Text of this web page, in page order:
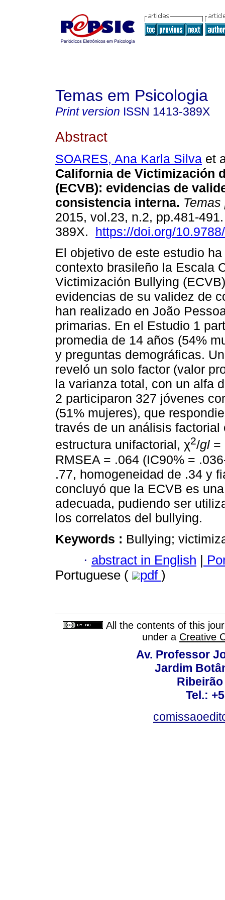
Temas em Psicologia
Print version ISSN 1413-389X
Abstract
SOARES, Ana Karla Silva et
California de Victimización
(ECVB): evidencias de
consistencia interna.
2015, vol.23, n.2, pp.481-
389X. https://doi.org/
El objetivo de este estudio
contexto brasileño la Escala
Victimización Bullying
evidencias de su validez de
han realizado en João
primarias. En el Estudio 1
promedia de 14 años (54%
y preguntas demográficas.
reveló un solo factor (valor
la varianza total, con un alfa
2 participaron 327 jóvenes
(51% mujeres), que
través de un análisis
estructura unifactorial, χ2/gl =
RMSEA = .064 (IC90% =
.77, homogeneidad de .34 y
concluyó que la ECVB es
adecuada, pudiendo ser
los correlatos del bullying.
Keywords : Bullying;
· abstract in English
Portuguese (
pdf )
All the contents of this
under a Creative
Av. Professor
Jardim
Tel.: